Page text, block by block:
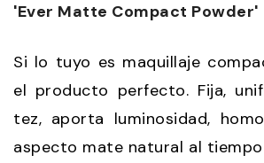
'Ever Matte Compact Powder'
Si lo tuyo es maquillaje
el producto perfecto. Fija,
tez, aporta luminosidad,
aspecto mate natural al